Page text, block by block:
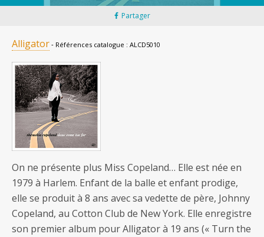
Partager
Alligator ‐ Références catalogue : ALCD5010
On ne présente plus Miss Copeland… Elle est née en
1979 à Harlem. Enfant de la balle et enfant prodige,
elle se produit à 8 ans avec sa vedette de père, Johnny
Copeland, au Cotton Club de New York. Elle enregistre
son premier album pour Alligator à 19 ans (« Turn the